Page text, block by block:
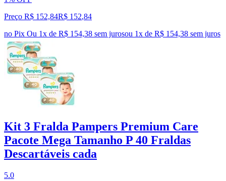
Preço R$ 152,84R$ 152,84
no Pix Ou 1x de R$ 154,38 sem jurosou 1x de R$ 154,38 sem juros
Kit 3 Fralda Pampers Premium Care
Pacote Mega Tamanho P 40 Fraldas
Descartáveis cada
5.0